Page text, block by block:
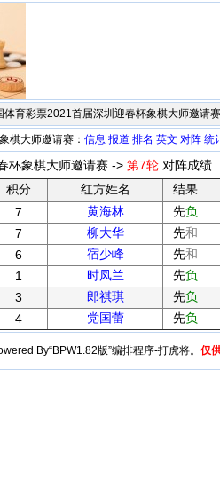
体育彩票2021首届深圳迎春杯象棋大师邀请
棋大师邀请赛： 信息 报道 排名 英文 对阵 统
杯象棋大师邀请赛 -> 第7轮 对阵成绩
积分 红方姓名
结果
7 黄海林 先负
7 柳大华 先和
6 宿少峰 先和
1 时凤兰 先负
3 郎祺琪 先负
4 党国蕾 先负
By“BPW1.82版”编排程序-打虎将。 仅